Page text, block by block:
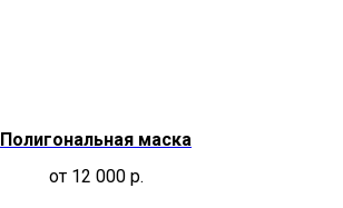
Полигональная маска
от 12 000 р.